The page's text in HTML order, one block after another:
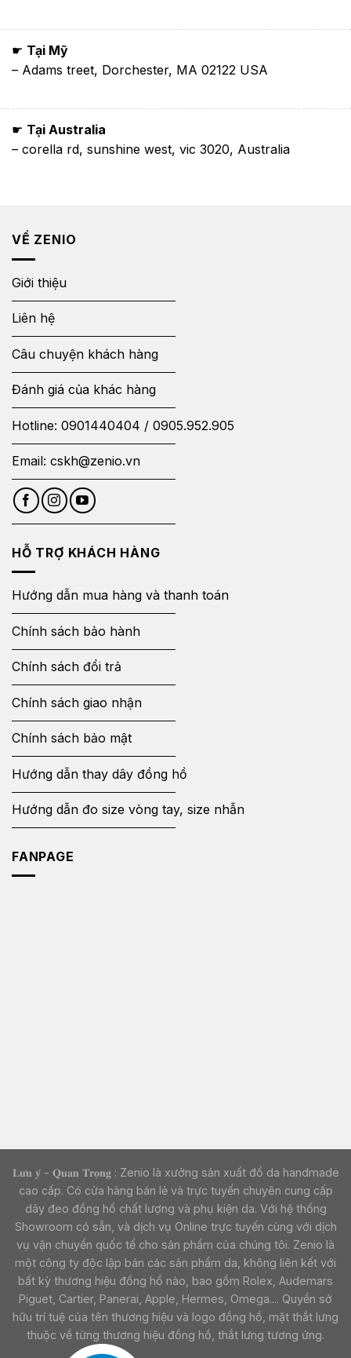
☛ Tại Mỹ
– Adams treet, Dorchester, MA 02122 USA
☛ Tại Australia
– corella rd, sunshine west, vic 3020, Australia
VỀ ZENIO
Giới thiệu
Liên hệ
Câu chuyện khách hàng
Đánh giá của khác hàng
Hotline: 0901440404 / 0905.952.905
Email: cskh@zenio.vn
HỖ TRỢ KHÁCH HÀNG
Hướng dẫn mua hàng và thanh toán
Chính sách bảo hành
Chính sách đổi trả
Chính sách giao nhận
Chính sách bảo mật
Hướng dẫn thay dây đồng hồ
Hướng dẫn đo size vòng tay, size nhẫn
FANPAGE
𝐋𝐮̛𝐮 𝐲́ - 𝐐𝐮𝐚𝐧 𝐓𝐫𝐨̣𝐧𝐠 : Zenio là xưởng sản xuất đồ da handmade
cao cấp. Có cửa hàng bán lẻ và trực tuyến chuyên cung cấp
dây đeo đồng hồ chất lượng và phụ kiện da. Với hệ thống
Showroom có sẵn, và dịch vụ Online trực tuyến cùng với dịch
vụ vận chuyển quốc tế cho sản phẩm của chúng tôi. Zenio là
một công ty độc lập bán các sản phẩm da, không liên kết với
bất kỳ thương hiệu đồng hồ nào, bao gồm Rolex, Audemars
Piguet, Cartier, Panerai, Apple, Hermes, Omega.... Quyền sở
hữu trí tuệ của tên thương hiệu và logo đồng hồ, mặt thắt lưng
thuộc về từng thương hiệu đồng hồ, thắt lưng tương ứng.